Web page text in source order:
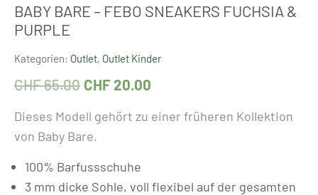
BABY BARE – FEBO SNEAKERS FUCHSIA &
PURPLE
Kategorien: Outlet, Outlet Kinder
CHF65.00 CHF 20.00
Dieses Modell gehört zu einer früheren Kollektion
von Baby Bare.
100% Barfussschuhe
3 mm dicke Sohle, voll flexibel auf der gesamten